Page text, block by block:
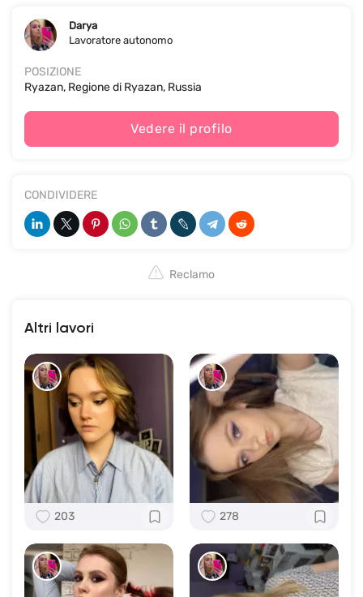
Darya
Lavoratore autonomo
POSIZIONE
Ryazan, Regione di Ryazan, Russia
Vedere il profilo
CONDIVIDERE
Reclamo
Altri lavori
203 278